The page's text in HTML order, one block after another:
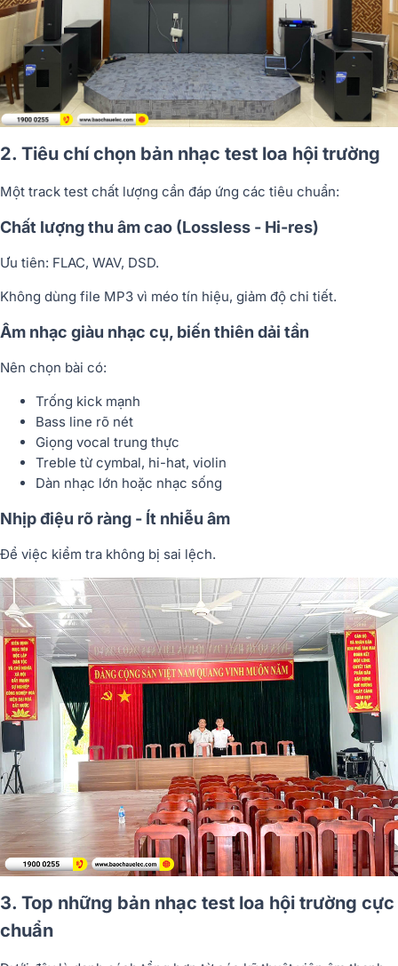
2. Tiêu chí chọn bản nhạc test loa hội trường
Một track test chất lượng cần đáp ứng các tiêu chuẩn:
Chất lượng thu âm cao (Lossless - Hi-res)
Ưu tiên: FLAC, WAV, DSD.
Không dùng file MP3 vì méo tín hiệu, giảm độ chi tiết.
Âm nhạc giàu nhạc cụ, biến thiên dải tần
Nên chọn bài có:
Trống kick mạnh
Bass line rõ nét
Giọng vocal trung thực
Treble từ cymbal, hi-hat, violin
Dàn nhạc lớn hoặc nhạc sống
Nhịp điệu rõ ràng - Ít nhiễu âm
Để việc kiểm tra không bị sai lệch.
3. Top những bản nhạc test loa hội trường cực
chuẩn